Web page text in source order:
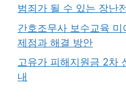
범죄가 될 수 있는 장난
간호조무사 보수교육
제점과 해결 방안
고유가 피해지원금 2차
내